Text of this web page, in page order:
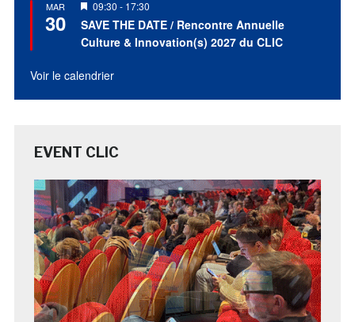
MAR
30
Mis
en
avant
09:30 - 17:30
SAVE THE DATE / Rencontre Annuelle
Culture & Innovation(s) 2027 du CLIC
Voir le calendrier
EVENT CLIC